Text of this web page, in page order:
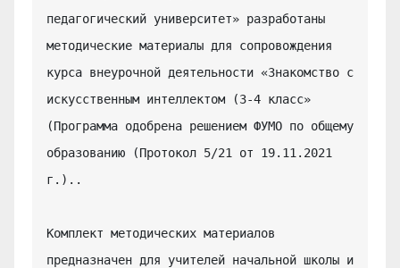
педагогический университет» разработаны
методические материалы для сопровождения
курса внеурочной деятельности «Знакомство с
искусственным интеллектом (3-4 класс»
(Программа одобрена решением ФУМО по общему
образованию (Протокол 5/21 от 19.11.2021
г.)..
Комплект методических материалов
предназначен для учителей начальной школы и